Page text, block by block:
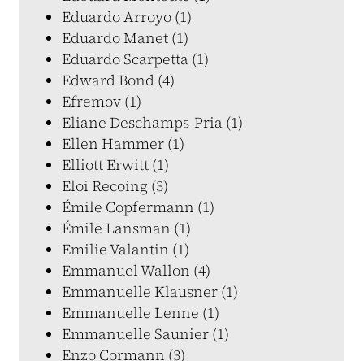
Eduardo Arroyo (1)
Eduardo Manet (1)
Eduardo Scarpetta (1)
Edward Bond (4)
Efremov (1)
Eliane Deschamps-Pria (1)
Ellen Hammer (1)
Elliott Erwitt (1)
Eloi Recoing (3)
Émile Copfermann (1)
Émile Lansman (1)
Emilie Valantin (1)
Emmanuel Wallon (4)
Emmanuelle Klausner (1)
Emmanuelle Lenne (1)
Emmanuelle Saunier (1)
Enzo Cormann (3)